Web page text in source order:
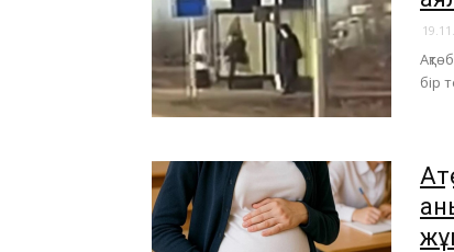
бір